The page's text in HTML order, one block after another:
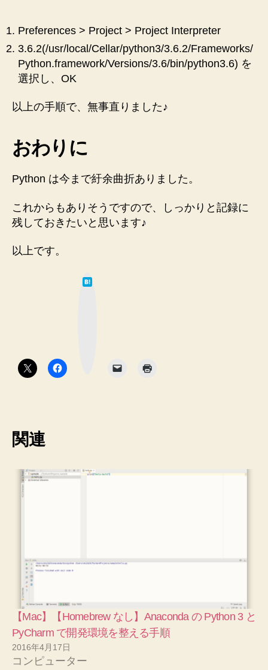
Preferences > Project > Project Interpreter
3.6.2(/usr/local/Cellar/python3/3.6.2/Frameworks/
Python.framework/Versions/3.6/bin/python3.6) を
選択し、OK
以上の手順で、無事直りました♪
おわりに
Python は今まで紆余曲折ありました。
これからもありそうですので、しっかりと記録に
残しておきたいと思います♪
以上です。
関連
【Mac】【Homebrew なし】Anaconda の Python 3 と
PyCharm で開発環境を整える手順
2016年4月17日
コンピューター